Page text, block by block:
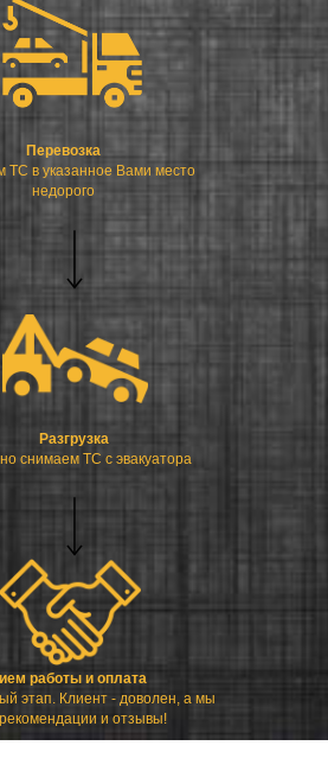
Перевозка
ТС в указанное Вами место
недорого
Разгрузка
снимаем ТС с эвакуатора
работы и оплата
этап. Клиент - доволен, а мы
и отзывы!